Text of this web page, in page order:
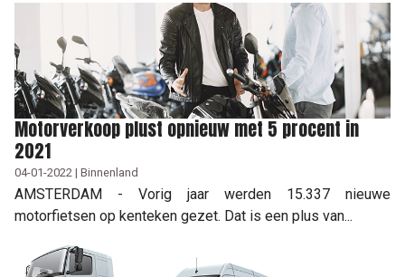
Motorverkoop plust opnieuw met 5 procent in
2021
04-01-2022 | Binnenland
AMSTERDAM - Vorig jaar werden 15.337 nieuwe
motorfietsen op kenteken gezet. Dat is een plus van...